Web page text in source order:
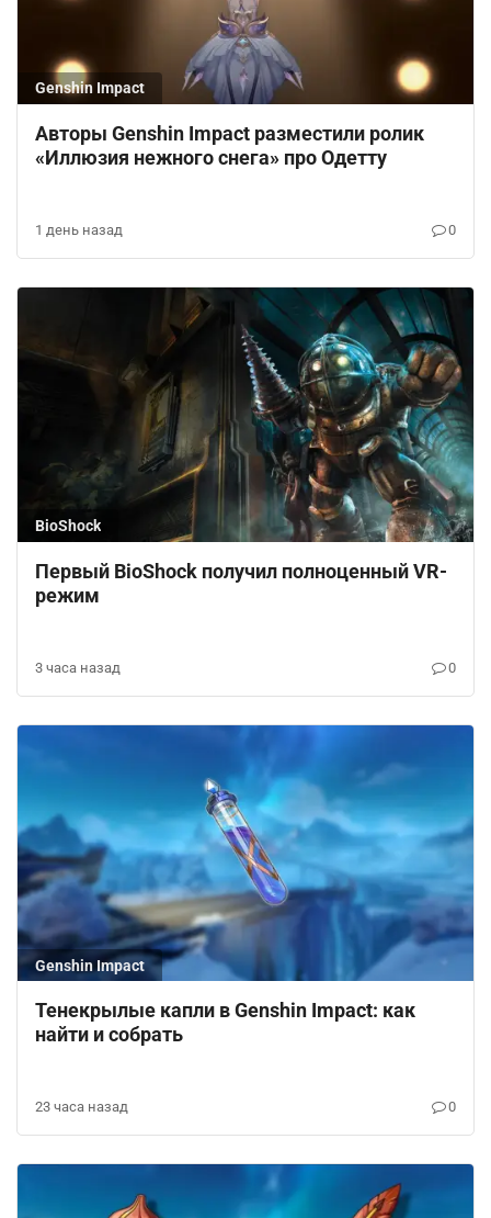
Genshin Impact
Авторы Genshin Impact разместили ролик
«Иллюзия нежного снега» про Одетту
1 день назад 0
BioShock
Первый BioShock получил полноценный VR-
режим
3 часа назад 0
Genshin Impact
Тенекрылые капли в Genshin Impact: как
найти и собрать
23 часа назад 0